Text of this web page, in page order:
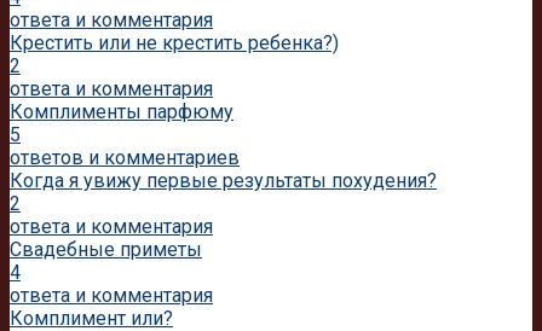
ответа и комментария
Крестить или не крестить ребенка?)
2
ответа и комментария
Комплименты парфюму
5
ответов и комментариев
Когда я увижу первые результаты похудения?
2
ответа и комментария
Свадебные приметы
4
ответа и комментария
Комплимент или?